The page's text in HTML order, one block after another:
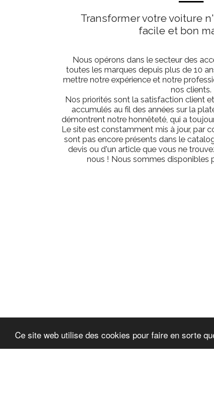
Ce site web utilise des cookies pour faire en sorte
Transformer votre voiture
facile et bon
Nous opérons dans le secteur des
toutes les marques depuis plus de 10
mettre notre expérience et notre
nos clients.
Nos priorités sont la satisfaction client
accumulés au fil des années sur la
démontrent notre honnêteté, qui a
Le site est constamment mis à jour, par
sont pas encore présents dans le
devis ou d'un article que vous ne
nous ! Nous sommes disponibles
Autocosmétique